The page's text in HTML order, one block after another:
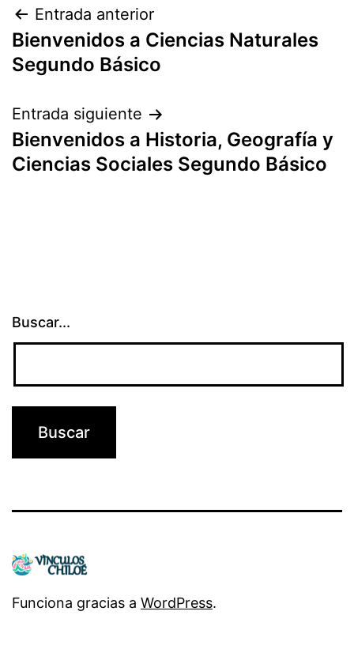
Navegación
de
Entrada anterior
Bienvenidos a Ciencias Naturales
Segundo Básico
Entrada siguiente
Bienvenidos a Historia, Geografía y
Ciencias Sociales Segundo Básico
Buscar...
Funciona gracias a WordPress.